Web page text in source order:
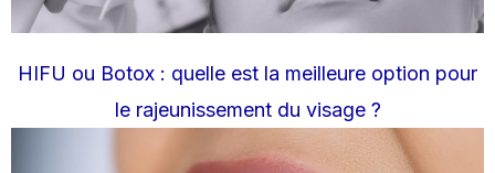
HIFU ou Botox : quelle est la meilleure option pour
le rajeunissement du visage ?